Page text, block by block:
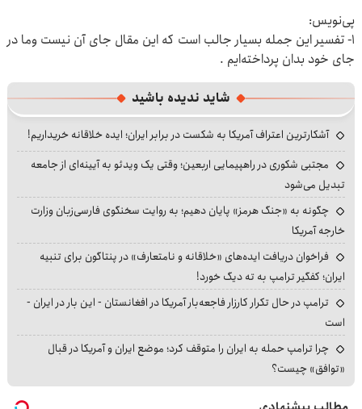
پی‌نویس:
۱- تفسیر این جمله بسیار جالب است که این مقال جای آن نیست وما در
جای خود بدان پرداخته‌ایم .
شاید ندیده باشید
آشکارترین اعتراف آمریکا به شکست در برابر ایران؛ ایده خلاقانه خریداریم!
مجتبی شکوری در راهپیمایی اربعین؛ وقتی یک ویدئو به آیینه‌ای از جامعه
تبدیل می‌شود
چگونه به «جنگ هرمز» پایان دهیم؛ به روایت سخنگوی فارسی‌زبان وزارت
خارجه آمریکا
فراخوان دریافت ایده‌های «خلاقانه و نامتعارف» در پنتاگون برای تنبیه
ایران؛ کفگیر ترامپ به ته دیگ خورد!
ترامپ در حال تکرار کارزار فاجعه‌بار آمریکا در افغانستان - این بار در ایران -
است
چرا ترامپ حمله به ایران را متوقف کرد؛ موضع ایران و آمریکا در قبال
«توافق» چیست؟